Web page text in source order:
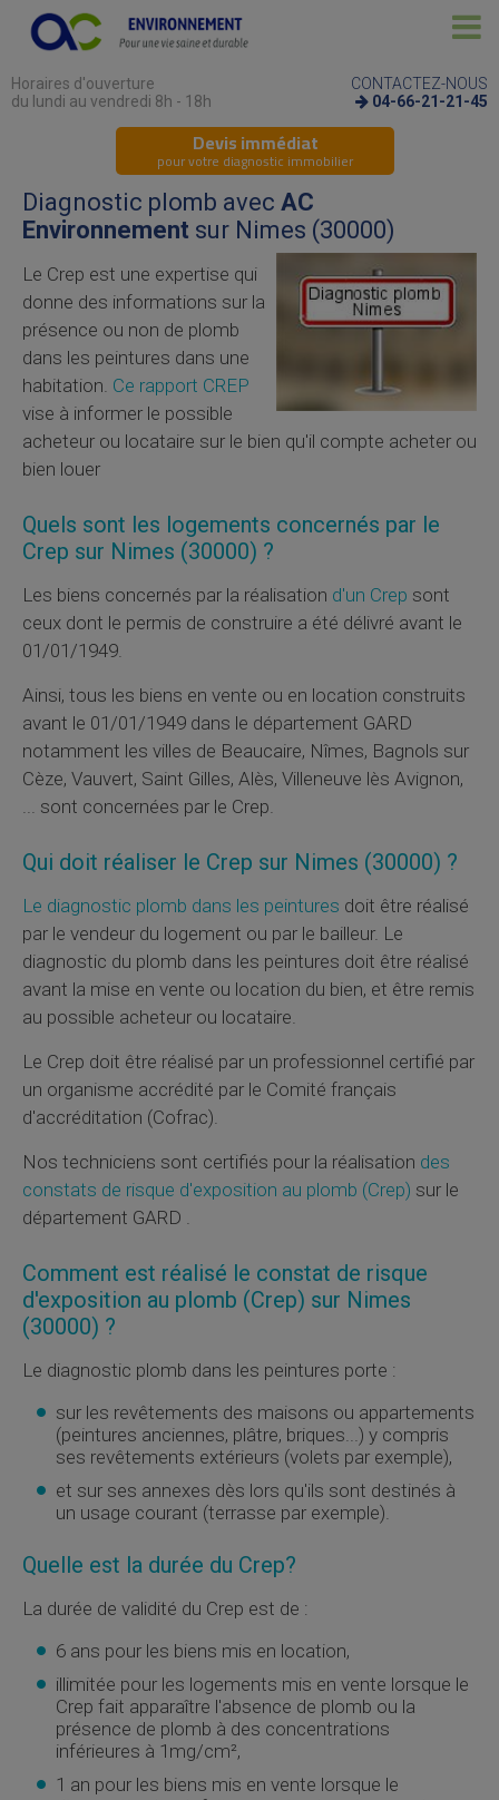
Horaires d'ouverture
du lundi au vendredi 8h - 18h
CONTACTEZ-NOUS
04-66-21-21-45
Devis immédiat
pour votre diagnostic immobilier
Diagnostic plomb avec AC
Environnement sur Nimes (30000)
Le Crep est une expertise qui
donne des informations sur la
présence ou non de plomb
dans les peintures dans une
habitation. Ce rapport CREP
vise à informer le possible
acheteur ou locataire sur le bien qu'il compte acheter ou
bien louer
Quels sont les logements concernés par le
Crep sur Nimes (30000) ?
Les biens concernés par la réalisation d'un Crep sont
ceux dont le permis de construire a été délivré avant le
01/01/1949.
Ainsi, tous les biens en vente ou en location construits
avant le 01/01/1949 dans le département GARD
notamment les villes de Beaucaire, Nîmes, Bagnols sur
Cèze, Vauvert, Saint Gilles, Alès, Villeneuve lès Avignon,
... sont concernées par le Crep
Qui doit réaliser le Crep sur Nimes (30000) ?
Le diagnostic plomb dans les peintures doit être réalisé
par le vendeur du logement ou par le bailleur. Le
diagnostic du plomb dans les peintures doit être réalisé
avant la mise en vente ou location du bien, et être remis
au possible acheteur ou locataire.
Le Crep doit être réalisé par un professionnel certifié par
un organisme accrédité par le Comité français
d'accréditation (Cofrac).
Nos techniciens sont certifiés pour la réalisation des
constats de risque d'exposition au plomb (Crep) sur le
département GARD .
Comment est réalisé le constat de risque
d'exposition au plomb (Crep) sur Nimes
(30000) ?
Le diagnostic plomb dans les peintures porte :
sur les revêtements des maisons ou appartements
(peintures anciennes, plâtre, briques...) y compris
ses revêtements extérieurs (volets par exemple),
et sur ses annexes dès lors qu'ils sont destinés à
un usage courant (terrasse par exemple).
Quelle est la durée du Crep?
La durée de validité du Crep est de :
6 ans pour les biens mis en location,
illimitée pour les logements mis en vente lorsque le
Crep fait apparaître l'absence de plomb ou la
présence de plomb à des concentrations
inférieures à 1mg/cm²,
1 an pour les biens mis en vente lorsque le